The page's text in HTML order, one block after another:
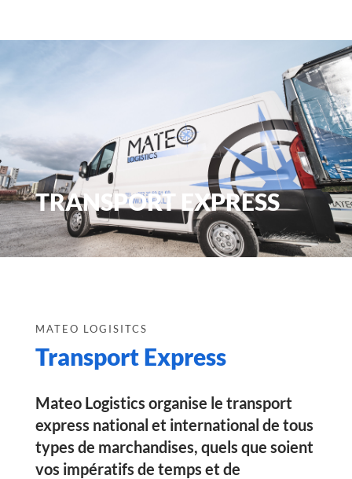
TRANSPORT EXPRESS
MATEO LOGISITCS
Transport Express
Mateo Logistics organise le transport
express national et international de tous
types de marchandises, quels que soient
vos impératifs de temps et de